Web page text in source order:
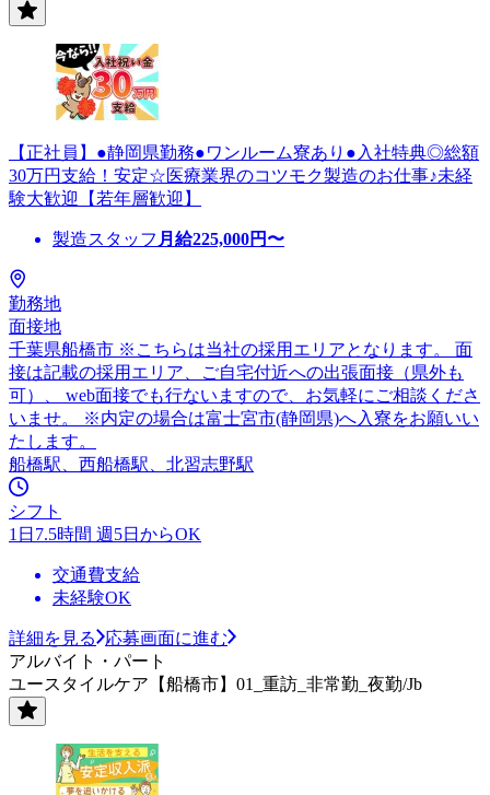
【正社員】●静岡県勤務●ワンルーム寮あり●入社特典◎総額
30万円支給！安定☆医療業界のコツモク製造のお仕事♪未経
験大歓迎【若年層歓迎】
製造スタッフ 月給225,000円〜
勤務地
面接地
千葉県船橋市 ※こちらは当社の採用エリアとなります。 面
接は記載の採用エリア、ご自宅付近への出張面接（県外も
可）、 web面接でも行ないますので、お気軽にご相談くださ
いませ。 ※内定の場合は富士宮市(静岡県)へ入寮をお願いい
たします。
船橋駅、西船橋駅、北習志野駅
シフト
1日7.5時間 週5日からOK
交通費支給
未経験OK
詳細を見る
応募画面に進む
アルバイト・パート
ユースタイルケア【船橋市】01_重訪_非常勤_夜勤/Jb